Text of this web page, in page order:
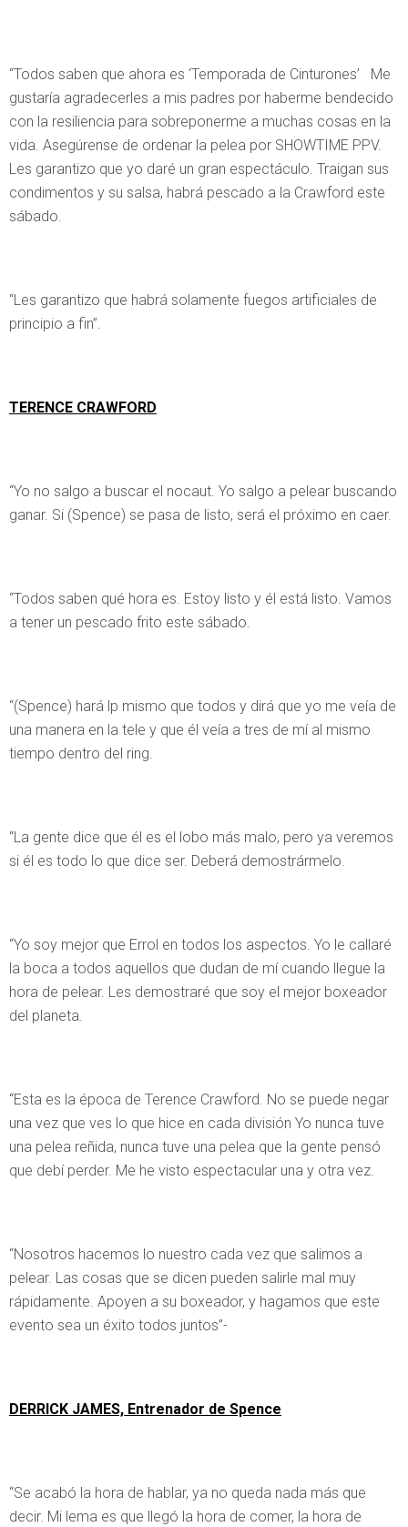
“Todos saben que ahora es ‘Temporada de Cinturones’ Me
gustaría agradecerles a mis padres por haberme bendecido
con la resiliencia para sobreponerme a muchas cosas en la
vida. Asegúrense de ordenar la pelea por SHOWTIME PPV.
Les garantizo que yo daré un gran espectáculo. Traigan sus
condimentos y su salsa, habrá pescado a la Crawford este
sábado.
“Les garantizo que habrá solamente fuegos artificiales de
principio a fin”.
TERENCE CRAWFORD
“Yo no salgo a buscar el nocaut. Yo salgo a pelear buscando
ganar. Si (Spence) se pasa de listo, será el próximo en caer.
“Todos saben qué hora es. Estoy listo y él está listo. Vamos
a tener un pescado frito este sábado.
“(Spence) hará lp mismo que todos y dirá que yo me veía de
una manera en la tele y que él veía a tres de mí al mismo
tiempo dentro del ring.
“La gente dice que él es el lobo más malo, pero ya veremos
si él es todo lo que dice ser. Deberá demostrármelo.
“Yo soy mejor que Errol en todos los aspectos. Yo le callaré
la boca a todos aquellos que dudan de mí cuando llegue la
hora de pelear. Les demostraré que soy el mejor boxeador
del planeta.
“Esta es la época de Terence Crawford. No se puede negar
una vez que ves lo que hice en cada división Yo nunca tuve
una pelea reñida, nunca tuve una pelea que la gente pensó
que debí perder. Me he visto espectacular una y otra vez.
“Nosotros hacemos lo nuestro cada vez que salimos a
pelear. Las cosas que se dicen pueden salirle mal muy
rápidamente. Apoyen a su boxeador, y hagamos que este
evento sea un éxito todos juntos”-
DERRICK JAMES, Entrenador de Spence
“Se acabó la hora de hablar, ya no queda nada más que
decir. Mi lema es que llegó la hora de comer, la hora de